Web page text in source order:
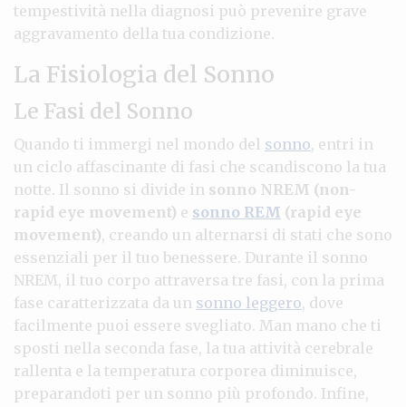
tempestività nella diagnosi può prevenire grave
aggravamento della tua condizione.
La Fisiologia del Sonno
Le Fasi del Sonno
Quando ti immergi nel mondo del sonno, entri in
un ciclo affascinante di fasi che scandiscono la tua
notte. Il sonno si divide in sonno NREM (non-
rapid eye movement) e sonno REM (rapid eye
movement), creando un alternarsi di stati che sono
essenziali per il tuo benessere. Durante il sonno
NREM, il tuo corpo attraversa tre fasi, con la prima
fase caratterizzata da un sonno leggero, dove
facilmente puoi essere svegliato. Man mano che ti
sposti nella seconda fase, la tua attività cerebrale
rallenta e la temperatura corporea diminuisce,
preparandoti per un sonno più profondo. Infine,